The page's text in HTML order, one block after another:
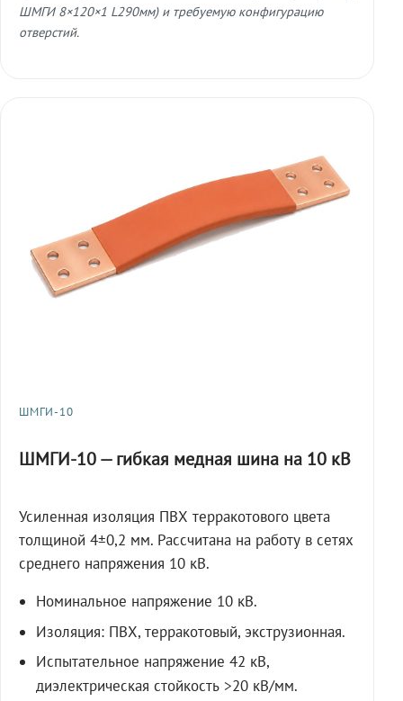
ШМГИ 8×120×1 L290мм) и требуемую конфигурацию
отверстий.
ШМГИ-10
ШМГИ-10 — гибкая медная шина на 10 кВ
Усиленная изоляция ПВХ терракотового цвета
толщиной 4±0,2 мм. Рассчитана на работу в сетях
среднего напряжения 10 кВ.
Номинальное напряжение 10 кВ.
Изоляция: ПВХ, терракотовый, экструзионная.
Испытательное напряжение 42 кВ,
диэлектрическая стойкость >20 кВ/мм.